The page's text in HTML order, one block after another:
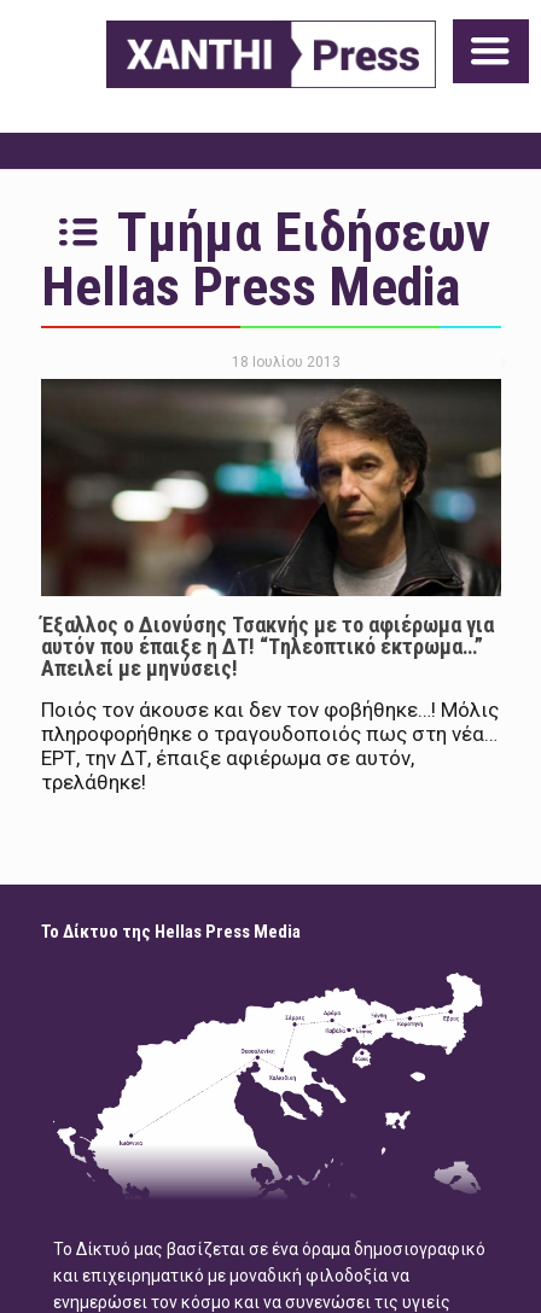
Τμήμα Ειδήσεων
Hellas Press Media
18 Ιουλίου 2013
Έξαλλος ο Διονύσης Τσακνής με το αφιέρωμα για
αυτόν που έπαιξε η ΔΤ! “Tηλεοπτικό έκτρωμα…”
Aπειλεί με μηνύσεις!
Ποιός τον άκουσε και δεν τον φοβήθηκε…! Μόλις
πληροφορήθηκε ο τραγουδοποιός πως στη νέα…
ΕΡΤ, την ΔΤ, έπαιξε αφιέρωμα σε αυτόν,
τρελάθηκε!
Το Δίκτυο της Hellas Press Media
Το Δίκτυό μας βασίζεται σε ένα όραμα δημοσιογραφικό
και επιχειρηματικό με μοναδική φιλοδοξία να
ενημερώσει τον κόσμο και να συνενώσει τις υγιείς